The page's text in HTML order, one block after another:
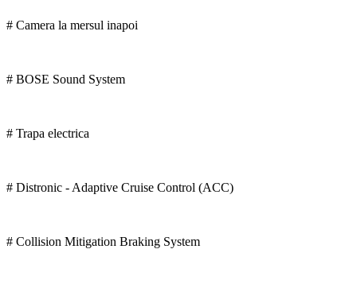
# Camera la mersul inapoi
# BOSE Sound System
# Trapa electrica
# Distronic - Adaptive Cruise Control (ACC)
# Collision Mitigation Braking System